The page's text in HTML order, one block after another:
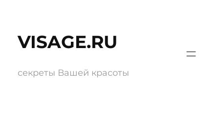
содержимому
VISAGE.RU
секреты Вашей красоты